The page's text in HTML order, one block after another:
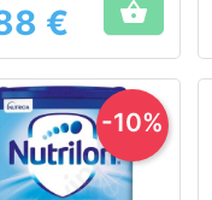
€ 
-10%